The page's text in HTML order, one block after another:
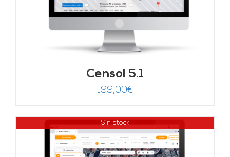
Censol 5.1
199,00€
Sin stock